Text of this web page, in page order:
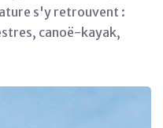
s'y retrouvent :
canoë-kayak,